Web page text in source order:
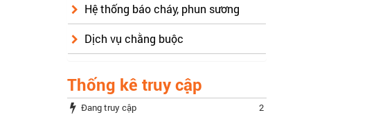
Hệ thống báo cháy, phun sương
Dịch vụ chằng buộc
Thống kê truy cập
Đang truy cập 2